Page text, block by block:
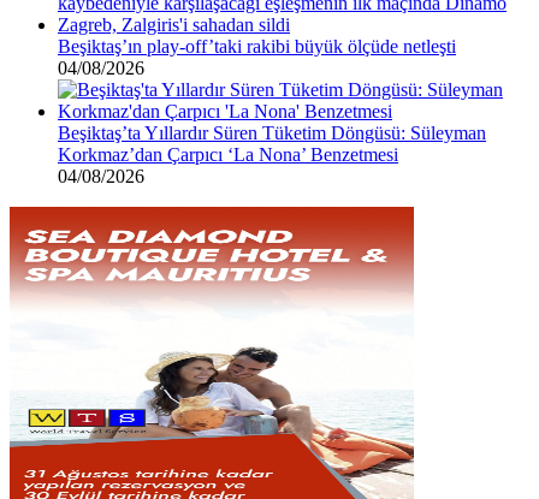
Beşiktaş’ın play-off’taki rakibi büyük ölçüde netleşti
04/08/2026
Beşiktaş’ta Yıllardır Süren Tüketim Döngüsü: Süleyman
Korkmaz’dan Çarpıcı ‘La Nona’ Benzetmesi
04/08/2026